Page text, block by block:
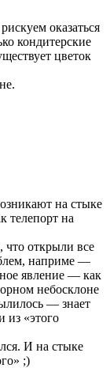
оказаться
кондитерские
цветок
на стыке
телепорт на
что открыли все
наприме —
явление — как
небосклоне
— знает
из «этого
И на стыке
;)